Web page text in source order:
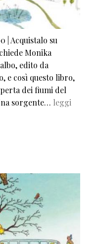
| Acquistalo su
Monika
edito da
e così questo libro,
dei fiumi del
sorgente… leggi